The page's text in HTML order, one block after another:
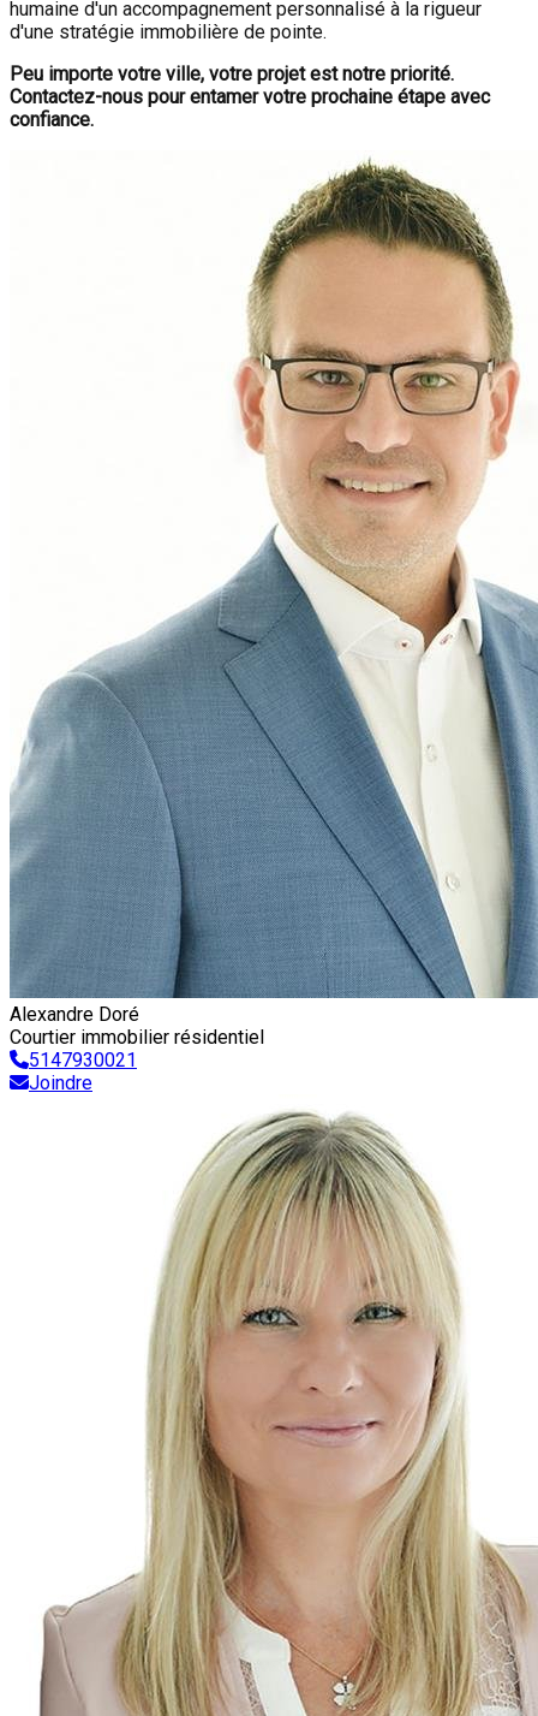
humaine d'un accompagnement personnalisé à la rigueur
d'une stratégie immobilière de pointe.
Peu importe votre ville, votre projet est notre priorité.
Contactez-nous pour entamer votre prochaine étape avec
confiance.
Alexandre Doré
Courtier immobilier résidentiel
5147930021
Joindre